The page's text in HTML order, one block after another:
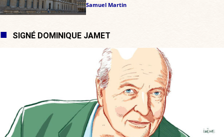
Samuel Martin
SIGNÉ DOMINIQUE JAMET